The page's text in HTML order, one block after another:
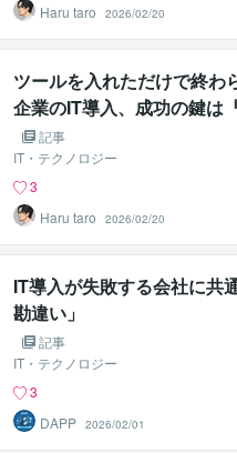
Haru taro
2026/02/20
ツールを入れただけで終わ
企業のIT導入、成功の鍵は
あり記事
IT・テクノロジー
3
Haru taro
2026/02/20
IT導入が失敗する会社に共
勘違い」
記事
IT・テクノロジー
3
DAPP 2026/02/01